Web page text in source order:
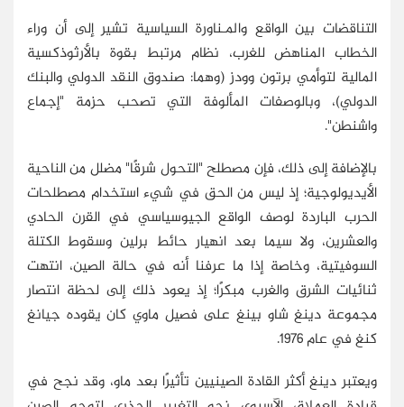
التناقضات بين الواقع والمـناورة السياسية تشير إلى أن وراء
الخطاب المناهض للغرب، نظام مرتبط بقوة بالأرثوذكسية
المالية لتوأمي برتون وودز (وهما: صندوق النقد الدولي والبنك
الدولي)، وبالوصفات المألوفة التي تصحب حزمة "إجماع
واشنطن".
بالإضافة إلى ذلك، فإن مصطلح "التحول شرقًا" مضلل من الناحية
الأيديولوجية؛ إذ ليس من الحق في شيء استخدام مصطلحات
الحرب الباردة لوصف الواقع الجيوسياسي في القرن الحادي
والعشرين، ولا سيما بعد انهيار حائط برلين وسقوط الكتلة
السوفيتية، وخاصة إذا ما عرفنا أنه في حالة الصين، انتهت
ثنائيات الشرق والغرب مبكرًا؛ إذ يعود ذلك إلى لحظة انتصار
مجموعة دينغ شاو بينغ على فصيل ماوي كان يقوده جيانغ
كنغ في عام 1976.
ويعتبر دينغ أكثر القادة الصينيين تأثيرًا بعد ماو، وقد نجح في